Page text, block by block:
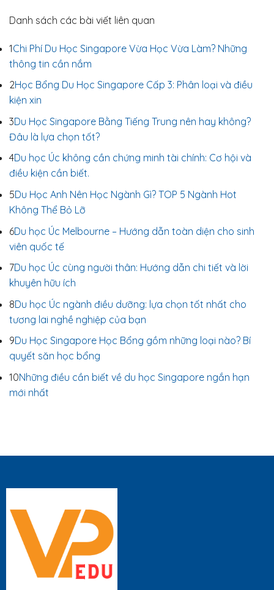
Danh sách các bài viết liên quan
1Chi Phí Du Học Singapore Vừa Học Vừa Làm? Những
thông tin cần nắm
2Học Bổng Du Học Singapore Cấp 3: Phân loại và điều
kiện xin
3Du Học Singapore Bằng Tiếng Trung nên hay không?
Đâu là lựa chọn tốt?
4Du học Úc không cần chứng minh tài chính: Cơ hội và
điều kiện cần biết.
5Du Học Anh Nên Học Ngành Gì? TOP 5 Ngành Hot
Không Thể Bỏ Lỡ
6Du học Úc Melbourne – Hướng dẫn toàn diện cho sinh
viên quốc tế
7Du học Úc cùng người thân: Hướng dẫn chi tiết và lời
khuyên hữu ích
8Du học Úc ngành điều dưỡng: lựa chọn tốt nhất cho
tương lai nghề nghiệp của bạn
9Du Học Singapore Học Bổng gồm những loại nào? Bí
quyết săn học bổng
10Những điều cần biết về du học Singapore ngắn hạn
mới nhất